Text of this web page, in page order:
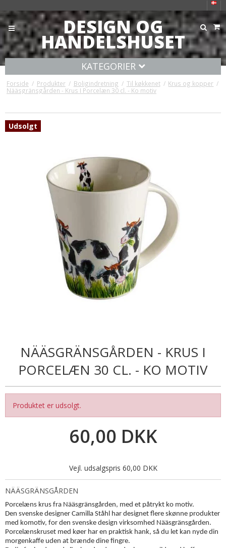
DESIGN OG
HANDELSHUSET
KATEGORIER
Forside / Produkter / Boligindretning / Til køkkenet / Krus og kopper /
Nääsgränsgården - Krus I Porcelæn 30 cl. - Ko motiv
Udsolgt
NÄÄSGRÄNSGÅRDEN - KRUS I
PORCELÆN 30 CL. - KO MOTIV
Produktet er udsolgt.
60,00 DKK
Vejl. udsalgspris 60,00 DKK
NÄÄSGRÄNSGÅRDEN
Porcelæns krus fra Nääsgränsgården, med et påtrykt ko motiv.
Den svenske designer Camilla Ståhl har designet flere skønne produkter
med komotiv, for den svenske design virksomhed Nääsgränsgården.
Porcelænskruset med køer har en praktisk hank, så du let kan nyde din
morgenkaffe uden at brænde dine fingre.